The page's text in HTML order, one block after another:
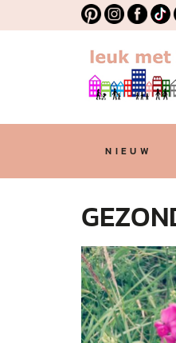
NIEUW